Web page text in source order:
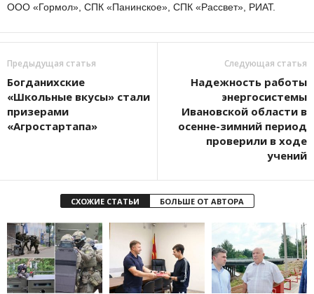
ООО «Гормол», СПК «Панинское», СПК «Рассвет», РИАТ.
Предыдущая статья
Богданихские
«Школьные вкусы» стали
призерами
«Агростартапа»
Следующая статья
Надежность работы
энергосистемы
Ивановской области в
осенне-зимний период
проверили в ходе
учений
СХОЖИЕ СТАТЬИ БОЛЬШЕ ОТ АВТОРА